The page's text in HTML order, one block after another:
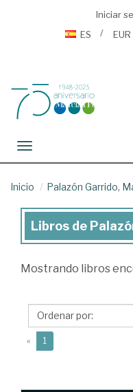
Iniciar
ES
EUR
Toggle navigation
Inicio Palazón Garrido,
Libros
Palazón
María
Luisa
Libros de
Mostrando libros
« 1